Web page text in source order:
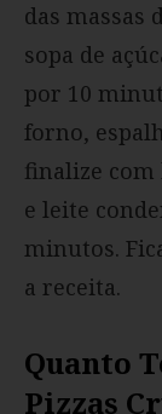
das massas
sopa de
por 10
forno,
finalize com
e leite
minutos.
a receita.
Quanto
Pizzas